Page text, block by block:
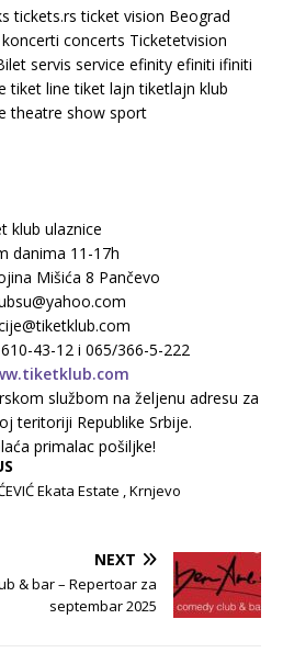
klub ulaznice
danima 11-17h
Mišića 8 Pančevo
43-12 i 065/366-5-222
službom na željenu adresu za
teritoriji Republike Srbije.
primalac pošiljke!
Ekata Estate , Krnjevo
NEXT
& bar – Repertoar za
septembar 2025